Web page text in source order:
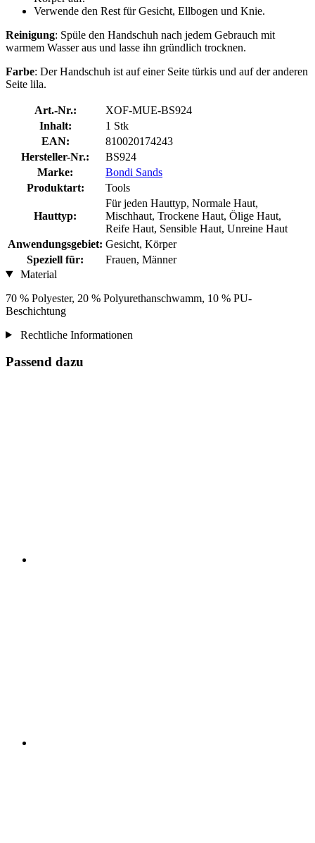
Verwende den Rest für Gesicht, Ellbogen und Knie.
Reinigung: Spüle den Handschuh nach jedem Gebrauch mit
warmem Wasser aus und lasse ihn gründlich trocknen.
Farbe: Der Handschuh ist auf einer Seite türkis und auf der anderen
Seite lila.
Art.-Nr.:
XOF-MUE-BS924
Inhalt:
1 Stk
EAN:
810020174243
Hersteller-Nr.:
BS924
Marke:
Bondi Sands
Produktart:
Tools
Hauttyp:
Für jeden Hauttyp, Normale Haut,
Mischhaut, Trockene Haut, Ölige Haut,
Reife Haut, Sensible Haut, Unreine Haut
Anwendungsgebiet: Gesicht, Körper
Speziell für:
Frauen, Männer
Material
70 % Polyester, 20 % Polyurethanschwamm, 10 % PU-
Beschichtung
Rechtliche Informationen
Passend dazu